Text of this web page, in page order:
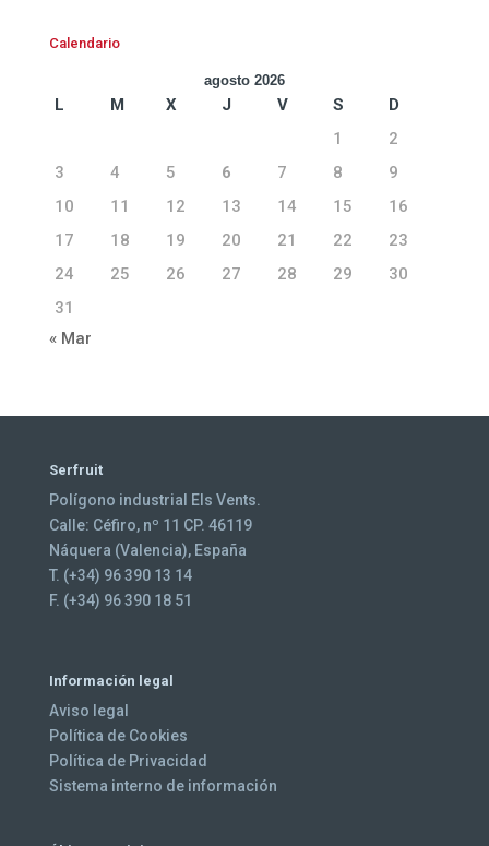
Calendario
agosto 2026
L M X J V S
D
1
2
3
4 5 6 7 8
9
10
11 12 13 14 15
16
17
18 19 20 21 22
23
24
25 26 27 28 29
30
31
« Mar
Serfruit
Polígono industrial Els Vents.
Calle: Céfiro, nº 11 CP. 46119
Náquera (Valencia), España
T. (+34) 96 390 13 14
F. (+34) 96 390 18 51
Información legal
Aviso legal
Política de Cookies
Política de Privacidad
Sistema interno de información